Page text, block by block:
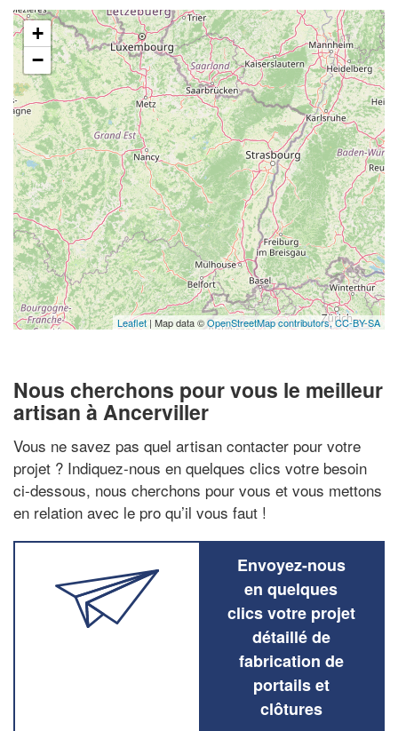
+
−
Leaflet | Map data ©OpenStreetMap contributors,CC-BY-SA
Nous cherchons pour vous le meilleur
artisan à Ancerviller
Vous ne savez pas quel artisan contacter pour votre
projet ? Indiquez-nous en quelques clics votre besoin
ci-dessous, nous cherchons pour vous et vous mettons
en relation avec le pro qu’il vous faut !
Envoyez-nous
en quelques
clics votre projet
détaillé de
fabrication de
portails et
clôtures